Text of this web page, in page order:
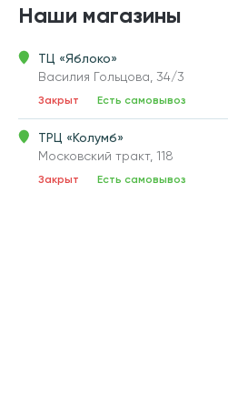
Наши магазины
ТЦ «Яблоко»
Василия Гольцова, 34/3
Закрыт Есть самовывоз
ТРЦ «Колумб»
Московский тракт, 118
Закрыт Есть самовывоз